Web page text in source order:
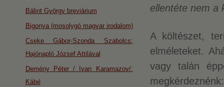
ellentéte nem a
A költészet,
elméleteket.
vagy talán
Bálint György breviárium
Bigonya (mosolygó magyar irodalom)
Cseke Gábor-Szonda Szabolcs:
Hajónapló József Attilával
Demény Péter / Ivan Karamazov/:
Kábé